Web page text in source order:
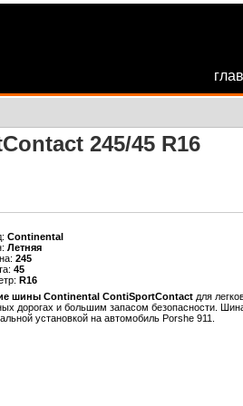
245/45 R16
Continental
Летняя
245
45
R16
шины Continental ContiSportContactдля
дорогах и большим запасом безопасности.
установкой на автомобиль Porshe 911.